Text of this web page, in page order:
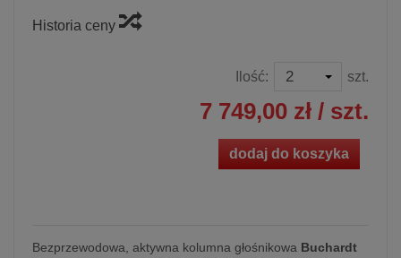
Historia ceny
Ilość: szt.
7 749,00 zł / szt.
dodaj do koszyka
Bezprzewodowa, aktywna kolumna głośnikowa Buchardt